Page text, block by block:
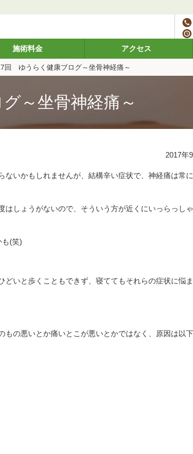
施術料金 アクセス
回 ゆうらく健康ブログ～坐骨神経痛～
～坐骨神経痛～
2017年
いかもしれませんが、結構辛い症状で、神経痛は常
しょうがないので、そういう方が近くにいっらっし
(笑)
いと歩くこともできず、寝ててもそれらの症状に悩
の悪いとか痛いとこが悪いとかではなく、原因は以